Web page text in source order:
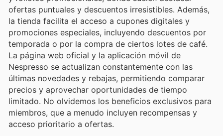
ofertas puntuales y descuentos irresistibles. Además,
la tienda facilita el acceso a cupones digitales y
promociones especiales, incluyendo descuentos por
temporada o por la compra de ciertos lotes de café.
La página web oficial y la aplicación móvil de
Nespresso se actualizan constantemente con las
últimas novedades y rebajas, permitiendo comparar
precios y aprovechar oportunidades de tiempo
limitado. No olvidemos los beneficios exclusivos para
miembros, que a menudo incluyen recompensas y
acceso prioritario a ofertas.